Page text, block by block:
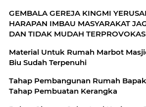
GEMBALA GEREJA KINGMI
HARAPAN IMBAU MASYARAKAT
DAN TIDAK MUDAH
Material Untuk Rumah Marbot
Biu Sudah Terpenuhi
Tahap Pembangunan Rumah
Tahap Pembuatan Kerangka